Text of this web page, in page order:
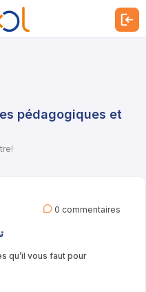
pédagogiques et
0 commentaires
qu’il vous faut pour